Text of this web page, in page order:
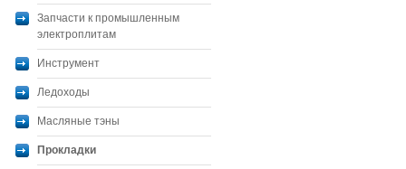
Запчасти к промышленным
электроплитам
Инструмент
Ледоходы
Масляные тэны
Прокладки